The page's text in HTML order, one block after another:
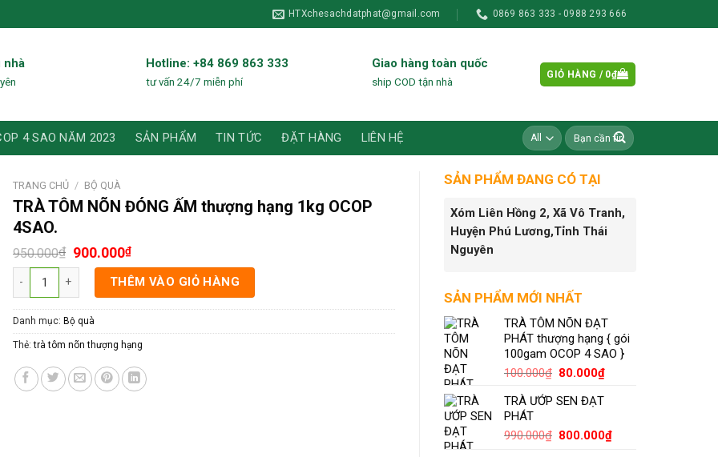
HTXchesachdatphat@gmail.com 0869 863 333 - 0988 293 666
nhà Hotline: +84 869 863 333
tư vấn 24/7 miễn phí
Giao hàng toàn quốc
ship COD tận nhà
GIỎ HÀNG / 0₫
4 SAO NĂM 2023 SẢN PHẨM TIN TỨC ĐẶT HÀNG LIÊN HỆ
Tìm
kiếm:
SẢN PHẨM ĐANG CÓ TẠI
Xóm Liên Hồng 2, Xã Vô Tranh,
Huyện Phú Lương,Tỉnh Thái
Nguyên
SẢN PHẨM MỚI NHẤT
TRÀ TÔM NÕN ĐẠT
PHÁT thượng hạng { gói
100gam OCOP 4 SAO }
100.000₫ Giá
là:
80.000₫Giá
80.000₫.
TRÀ ƯỚP SEN ĐẠT
PHÁT
990.000₫ Giá
800.000₫Giá
TRANG CHỦ / BỘ QUÀ
TRÀ TÔM NÕN ĐÓNG ẤM thượng hạng 1kg OCOP
4SAO.
950.000₫ Giá
gốc
950.000₫.
900.000₫Giá
hiện
tại
là:
900.000₫.
TRÀ TÔM NÕN ĐÓNG ẤM thượng hạng 1kg OCOP 4SAO. số lượng
THÊM VÀO GIỎ HÀNG
Danh mục: Bộ quà
Thẻ:trà tôm nõn thượng hạng